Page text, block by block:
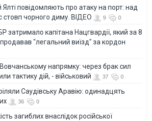
Ялті повідомляють про атаку на порт: над
стовп чорного диму. ВІДЕО
9 0
затримало капітана Нацгвардії, який за 8
"легальний виїзд" за кордон
напрямку: через брак сил
тактику дій, - військовий
37 0
Саудівську Аравію: одинадцять
36 0
загиблих внаслідок російської